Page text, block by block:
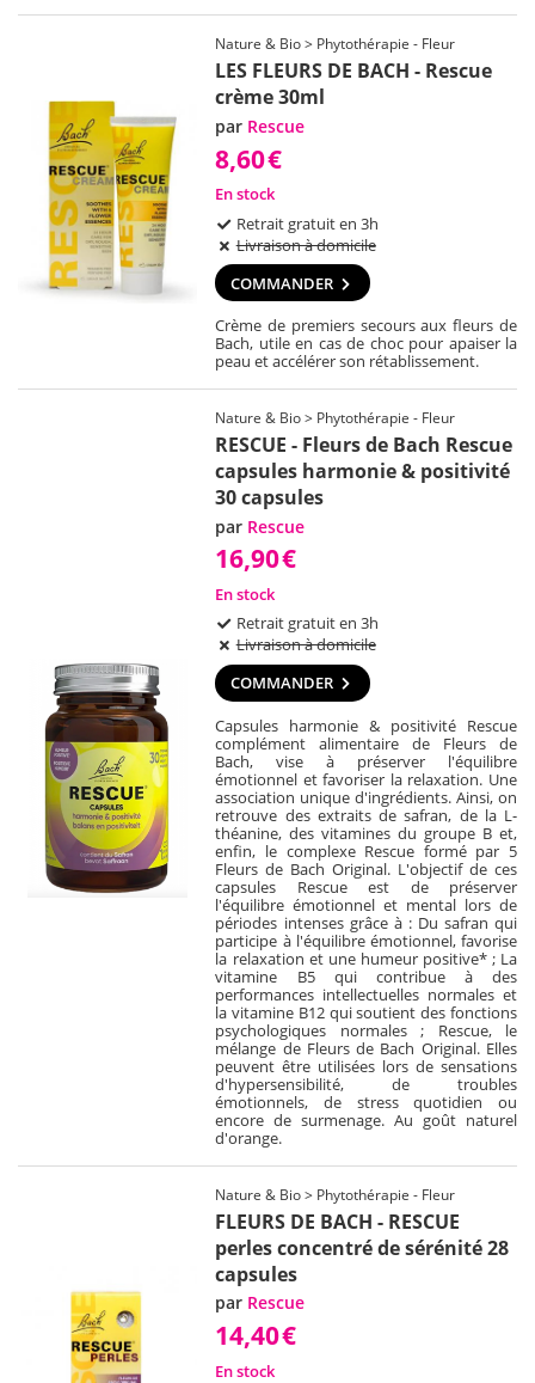
Nature & Bio > Phytothérapie - Fleur
LES FLEURS DE BACH - Rescue
crème 30ml
par Rescue
8,60€
En stock
Retrait gratuit en 3h
Livraison à domicile
COMMANDER
Crème de premiers secours aux fleurs de
Bach, utile en cas de choc pour apaiser la
peau et accélérer son rétablissement.
Nature & Bio > Phytothérapie - Fleur
RESCUE - Fleurs de Bach Rescue
capsules harmonie & positivité
30 capsules
par Rescue
16,90€
En stock
Retrait gratuit en 3h
Livraison à domicile
COMMANDER
Capsules harmonie & positivité Rescue
complément alimentaire de Fleurs de
Bach, vise à préserver l'équilibre
émotionnel et favoriser la relaxation. Une
association unique d'ingrédients. Ainsi, on
retrouve des extraits de safran, de la L-
théanine, des vitamines du groupe B et,
enfin, le complexe Rescue formé par 5
Fleurs de Bach Original. L'objectif de ces
capsules Rescue est de préserver
l'équilibre émotionnel et mental lors de
périodes intenses grâce à : Du safran qui
participe à l'équilibre émotionnel, favorise
la relaxation et une humeur positive* ; La
vitamine B5 qui contribue à des
performances intellectuelles normales et
la vitamine B12 qui soutient des fonctions
psychologiques normales ; Rescue, le
mélange de Fleurs de Bach Original. Elles
peuvent être utilisées lors de sensations
d'hypersensibilité, de troubles
émotionnels, de stress quotidien ou
encore de surmenage. Au goût naturel
d'orange.
Nature & Bio > Phytothérapie - Fleur
FLEURS DE BACH - RESCUE
perles concentré de sérénité 28
capsules
par Rescue
14,40€
En stock